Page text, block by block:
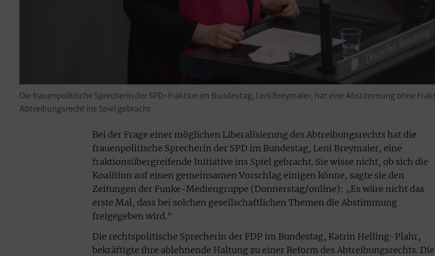
Die frauenpolitische Sprecherin der SPD-Fraktion im Bundestag, Leni Breymaier, hat eine Abstimmung ohne
Abtreibungsrecht ins Spiel gebracht
Bei der Frage einer möglichen Liberalisierung des Abtreibungsrechts hat die
frauenpolitische Sprecherin der SPD im Bundestag, Leni Breymaier, eine
fraktionsübergreifende Initiative ins Spiel gebracht. Sie wisse nicht, ob sich die
Koalition auf einen gemeinsamen Vorschlag einigen könne, sagte sie den
Zeitungen der Funke-Mediengruppe (Donnerstag/online): „Es wäre nicht das
erste Mal, dass bei solchen gesellschaftlichen Themen die Abstimmung
freigegeben wird.“
Die rechtspolitische Sprecherin der FDP im Bundestag, Katrin Helling-Plahr,
bekräftigte ihre ablehnende Haltung zu einer Reform des Abtreibungsrechts. Die